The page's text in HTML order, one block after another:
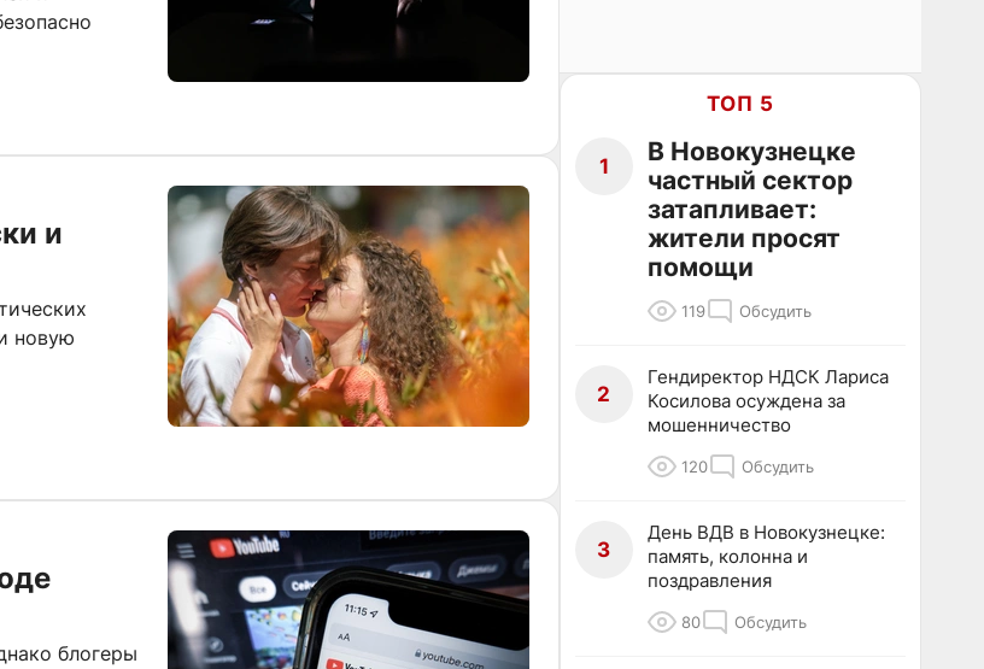
и
новую
блогеры
ТОП 5
1
В Новокузнецке
частный сектор
затапливает:
жители просят
помощи
119 Обсудить
2
Гендиректор НДСК Лариса
Косилова осуждена за
мошенничество
120 Обсудить
3
День ВДВ в Новокузнецке:
память, колонна и
поздравления
80 Обсудить